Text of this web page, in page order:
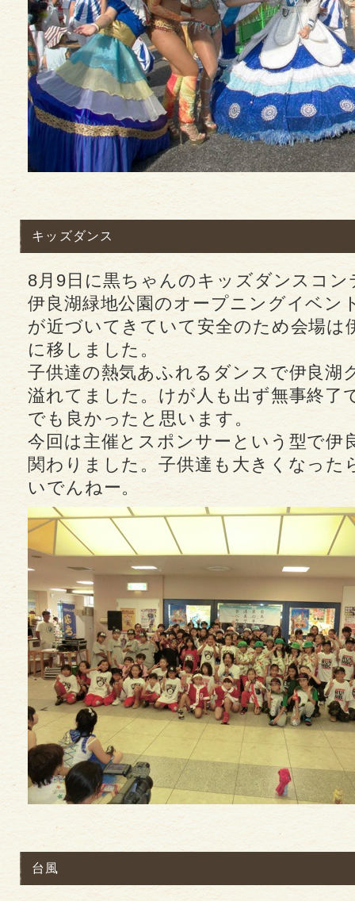
キッズダンス
8月9日に黒ちゃんのキッズダンスコ
伊良湖緑地公園のオープニングイベン
が近づいてきていて安全のため会場は
に移しました。
子供達の熱気あふれるダンスで伊良湖
溢れてました。けが人も出ず無事終了
でも良かったと思います。
今回は主催とスポンサーという型で伊
関わりました。子供達も大きくなった
いでんねー。
台風